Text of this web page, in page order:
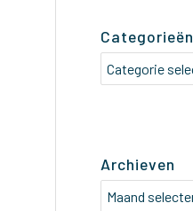
Categorieën
Categorieën
Archieven